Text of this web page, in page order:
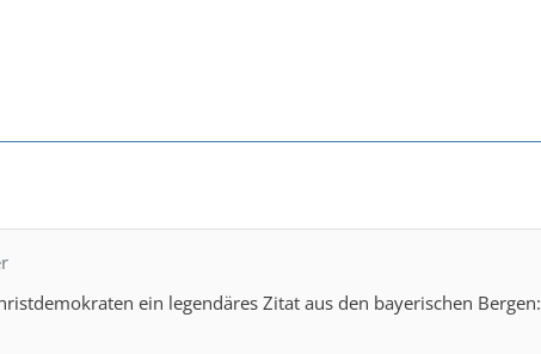
ein legendäres Zitat aus den bayerischen Bergen: